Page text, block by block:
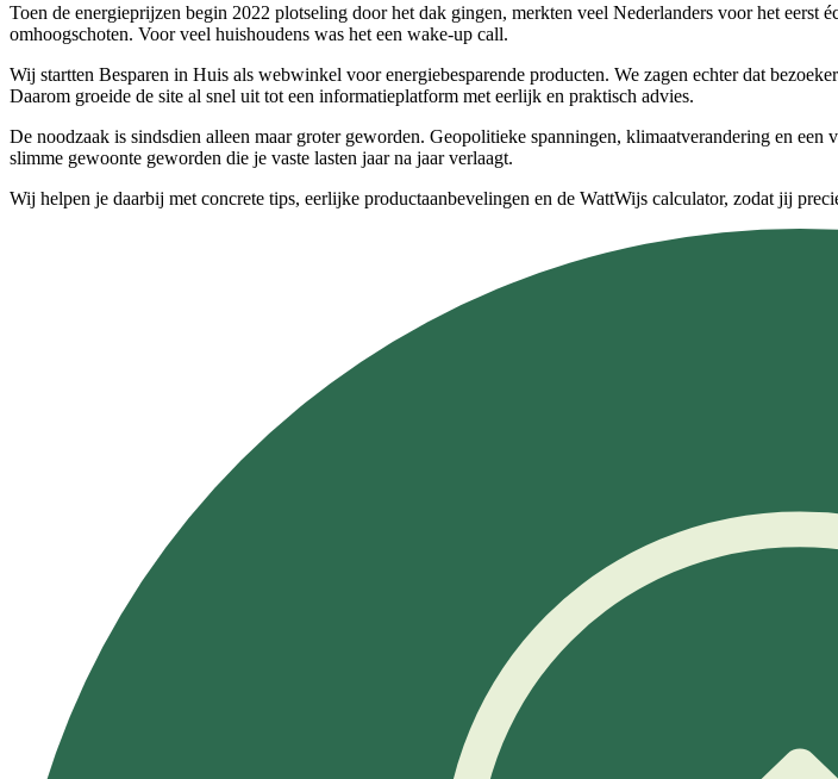
Toen de energieprijzen begin 2022 plotseling door het dak gingen, merkten veel Nederlanders voor het eerst
omhoogschoten. Voor veel huishoudens was het een wake-up call.
Wij startten Besparen in Huis als webwinkel voor energiebesparende producten. We zagen echter dat
Daarom groeide de site al snel uit tot een informatieplatform met eerlijk en praktisch advies.
De noodzaak is sindsdien alleen maar groter geworden. Geopolitieke spanningen, klimaatverandering en
slimme gewoonte geworden die je vaste lasten jaar na jaar verlaagt.
Wij helpen je daarbij met concrete tips, eerlijke productaanbevelingen en de WattWijs calculator, zodat jij